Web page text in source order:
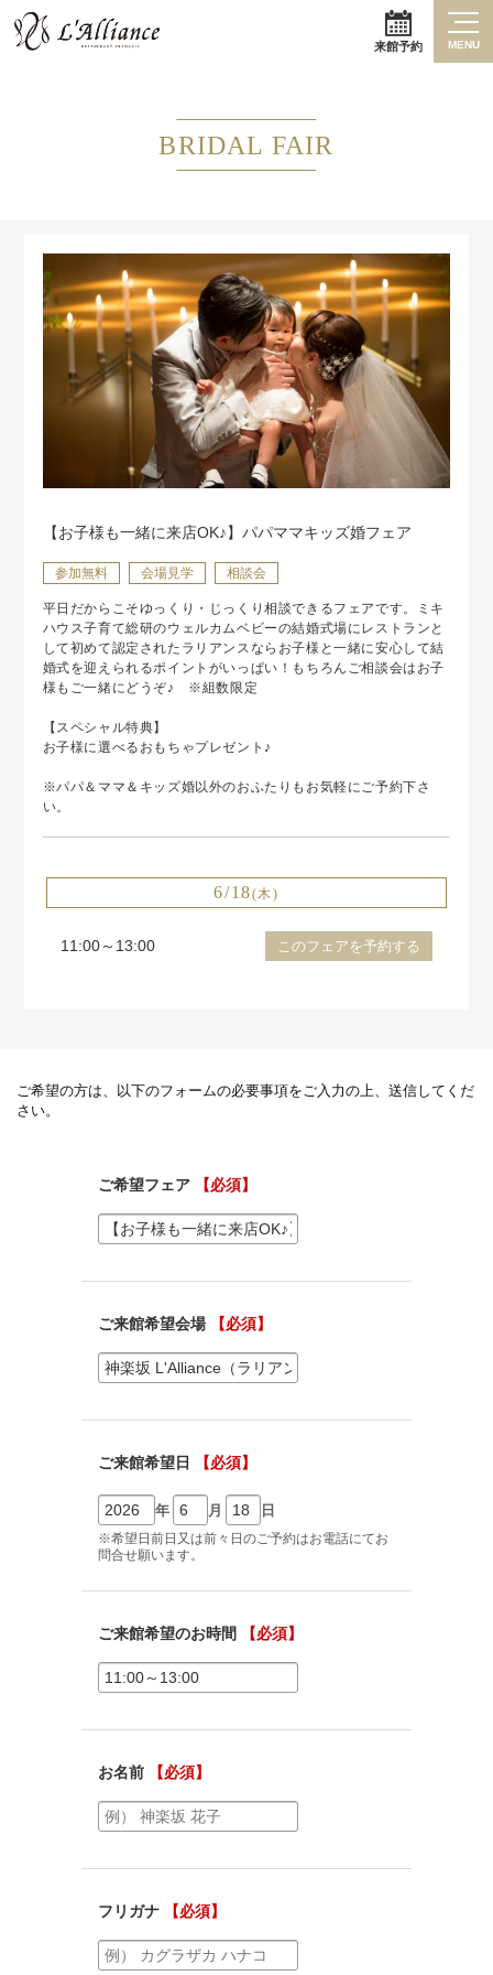
来館予約 MENU
BRIDAL FAIR
【お子様も一緒に来店OK♪】パパママキッズ婚フェア
参加無料 会場見学 相談会
平日だからこそゆっくり・じっくり相談できるフェアです。ミキ
ハウス子育て総研のウェルカムベビーの結婚式場にレストランと
して初めて認定されたラリアンスならお子様と一緒に安心して結
婚式を迎えられるポイントがいっぱい！もちろんご相談会はお子
様もご一緒にどうぞ♪ ※組数限定
【スペシャル特典】
お子様に選べるおもちゃプレゼント♪
※パパ＆ママ＆キッズ婚以外のおふたりもお気軽にご予約下さ
い。
6/18(木)
11:00～13:00 このフェアを予約する